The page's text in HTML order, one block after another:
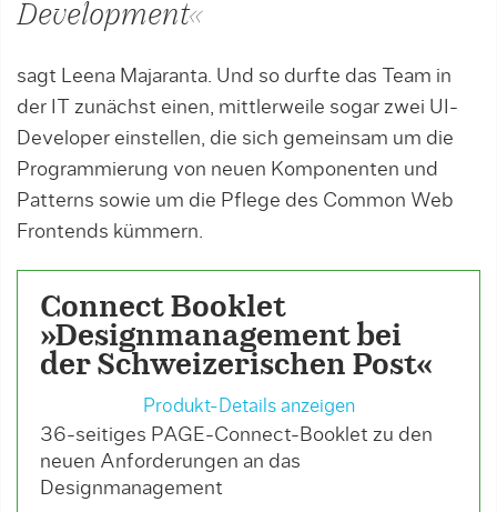
Development«
sagt Leena Majaranta. Und so durfte das Team in
der IT zunächst einen, mittlerweile sogar zwei UI-
Developer einstellen, die sich gemeinsam um die
Program­­mie­­rung von neuen Komponenten und
Pat­terns sowie um die Pflege des Common Web
Frontends kümmern.
Connect Booklet
»Designmanagement bei
der Schweizerischen Post«
Produkt-Details anzeigen
36-seitiges PAGE-Connect-Booklet zu den
neuen Anforderungen an das
Designmanagement